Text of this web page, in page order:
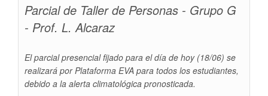
-
PROF.
L.
ALCARAZ
Parcial de Taller de Personas - Grupo G
- Prof. L. Alcaraz
El parcial presencial fijado para el día de hoy (18/06) se
realizará por Plataforma EVA para todos los estudiantes,
debido a la alerta climatológica pronosticada.